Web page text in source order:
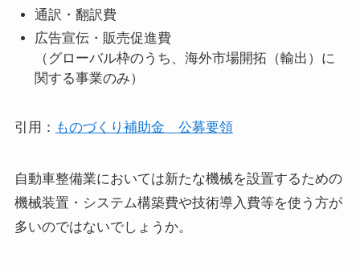
通訳・翻訳費
広告宣伝・販売促進費
（グローバル枠のうち、海外市場開拓（輸出）に
関する事業のみ）
引用： ものづくり補助金 公募要領
自動車整備業においては新たな機械を設置するための
機械装置・システム構築費や技術導入費等を使う方が
多いのではないでしょうか。